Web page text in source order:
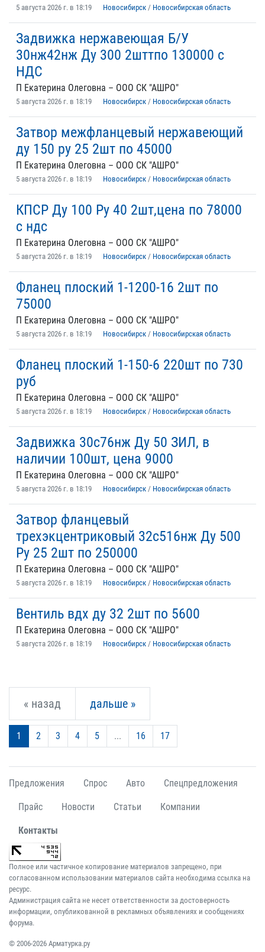
5 августа 2026 г. в 18:19 Новосибирск / Новосибирская область
Задвижка нержавеющая Б/У
30нж42нж Ду 300 2шттпо 130000 с
НДС
П Екатерина Олеговна – ООО СК "АШРО"
5 августа 2026 г. в 18:19 Новосибирск / Новосибирская область
Затвор межфланцевый нержавеющий
ду 150 ру 25 2шт по 45000
П Екатерина Олеговна – ООО СК "АШРО"
5 августа 2026 г. в 18:19 Новосибирск / Новосибирская область
КПСР Ду 100 Ру 40 2шт,цена по 78000
с ндс
П Екатерина Олеговна – ООО СК "АШРО"
5 августа 2026 г. в 18:19 Новосибирск / Новосибирская область
Фланец плоский 1-1200-16 2шт по
75000
П Екатерина Олеговна – ООО СК "АШРО"
5 августа 2026 г. в 18:19 Новосибирск / Новосибирская область
Фланец плоский 1-150-6 220шт по 730
руб
П Екатерина Олеговна – ООО СК "АШРО"
5 августа 2026 г. в 18:19 Новосибирск / Новосибирская область
Задвижка 30с76нж Ду 50 ЗИЛ, в
наличии 100шт, цена 9000
П Екатерина Олеговна – ООО СК "АШРО"
5 августа 2026 г. в 18:19 Новосибирск / Новосибирская область
Затвор фланцевый
трехэкцентриковый 32с516нж Ду 500
Ру 25 2шт по 250000
П Екатерина Олеговна – ООО СК "АШРО"
5 августа 2026 г. в 18:19 Новосибирск / Новосибирская область
Вентиль вдх ду 32 2шт по 5600
П Екатерина Олеговна – ООО СК "АШРО"
5 августа 2026 г. в 18:19 Новосибирск / Новосибирская область
« назад дальше »
1 2 3 4 5 ... 16 17
Предложения Спрос Авто Спецпредложения
Прайс Новости Статьи Компании
Контакты
Полное или частичное копирование материалов запрещено, при
согласованном использовании материалов сайта необходима ссылка на
ресурс.
Администрация сайта не несет ответственности за достоверность
информации, опубликованной в рекламных объявлениях и сообщениях
форума.
© 2006-2026 Арматурка.ру